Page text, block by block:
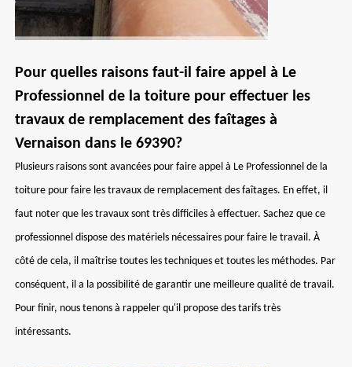
Pour quelles raisons faut-il faire appel à Le
Professionnel de la toiture pour effectuer les
travaux de remplacement des faîtages à
Vernaison dans le 69390?
Plusieurs raisons sont avancées pour faire appel à Le Professionnel de la
toiture pour faire les travaux de remplacement des faîtages. En effet, il
faut noter que les travaux sont très difficiles à effectuer. Sachez que ce
professionnel dispose des matériels nécessaires pour faire le travail. À
côté de cela, il maîtrise toutes les techniques et toutes les méthodes. Par
conséquent, il a la possibilité de garantir une meilleure qualité de travail.
Pour finir, nous tenons à rappeler qu'il propose des tarifs très
intéressants.